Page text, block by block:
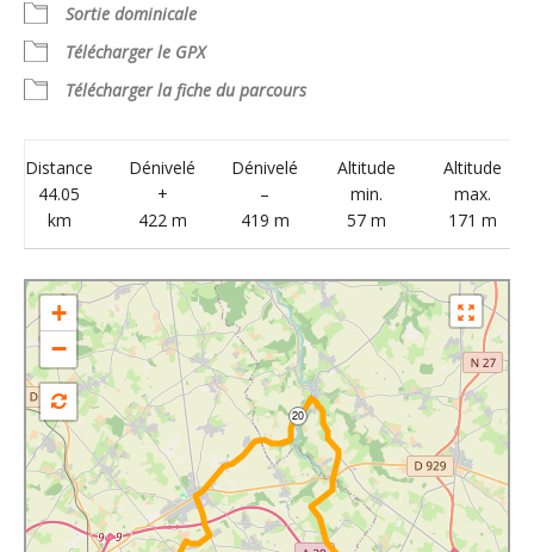
Sortie dominicale
Télécharger le GPX
Télécharger la fiche du parcours
Distance
44.05
km
Dénivelé
+
422 m
Dénivelé
–
419 m
Altitude
min.
57 m
Altitude
max.
171 m
20
+
−